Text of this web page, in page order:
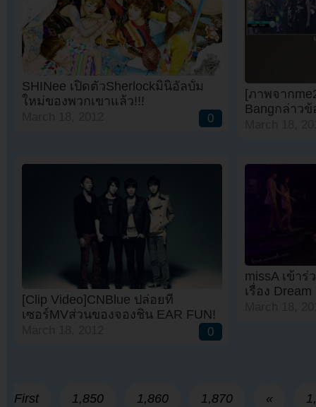
SHINee เปิดตัวSherlockมินิอัลบั้ม
ใหม่ของพวกเขาแล้ว!!!
0
[ภาพจาก
Bangกล่าว
[Clip Video]CNBlue ปล่อยที
เซอร์MVส่วนของจองชิน EAR FUN!
0
missA เข้า
เรื่อง
First 1,850 1,860 1,870 «